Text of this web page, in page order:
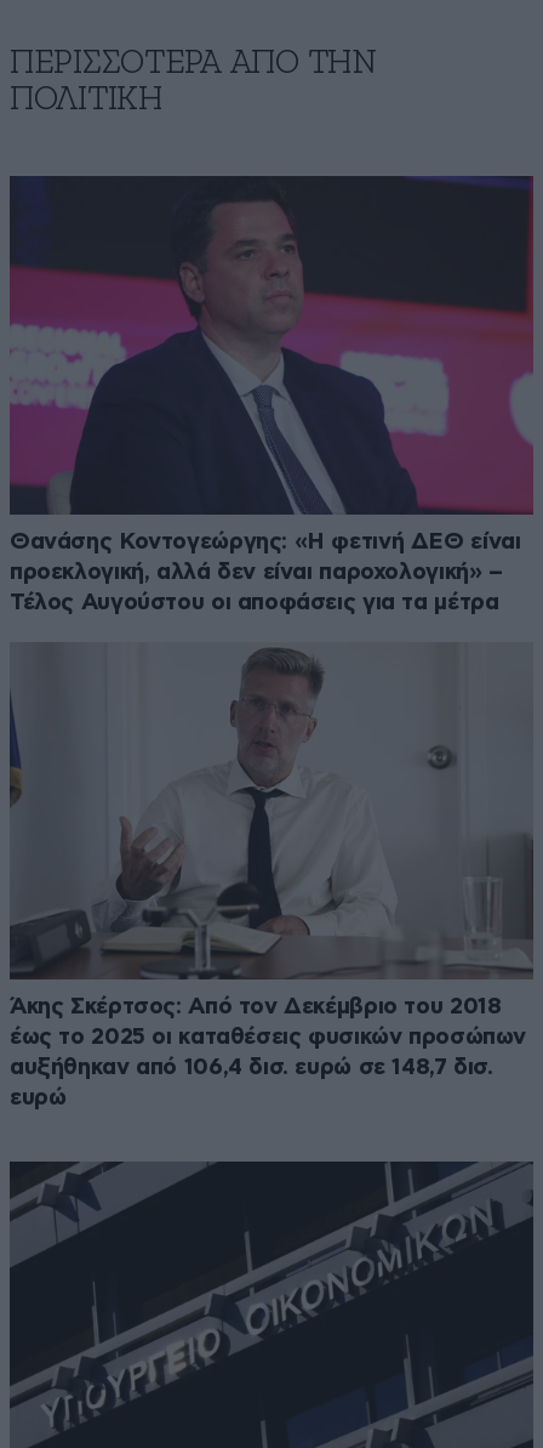
ΠΕΡΙΣΣΟΤΕΡΑ ΑΠΟ ΤΗΝ
ΠΟΛΙΤΙΚΗ
Θανάσης Κοντογεώργης: «Η φετινή ΔΕΘ είναι
προεκλογική, αλλά δεν είναι παροχολογική» –
Τέλος Αυγούστου οι αποφάσεις για τα μέτρα
Άκης Σκέρτσος: Από τον Δεκέμβριο του 2018
έως το 2025 οι καταθέσεις φυσικών προσώπων
αυξήθηκαν από 106,4 δισ. ευρώ σε 148,7 δισ.
ευρώ